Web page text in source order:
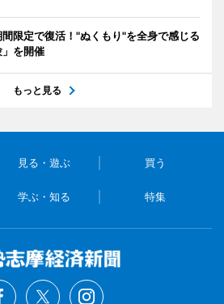
限定で復活！"ぬくもり"を全身で感じる
」を開催
もっと見る
見る・遊ぶ 買う
学ぶ・知る 特集